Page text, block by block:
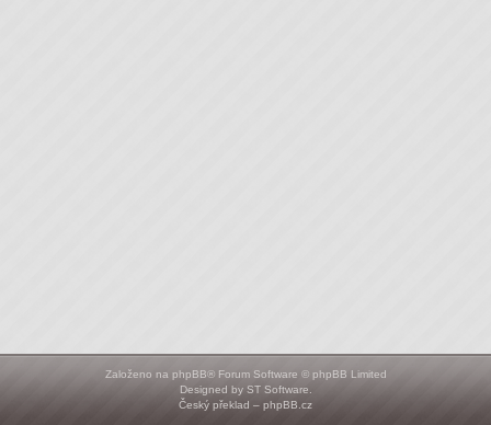
Založeno na phpBB® Forum Software © phpBB Limited
Designed by ST Software
Český překlad – phpBB.cz